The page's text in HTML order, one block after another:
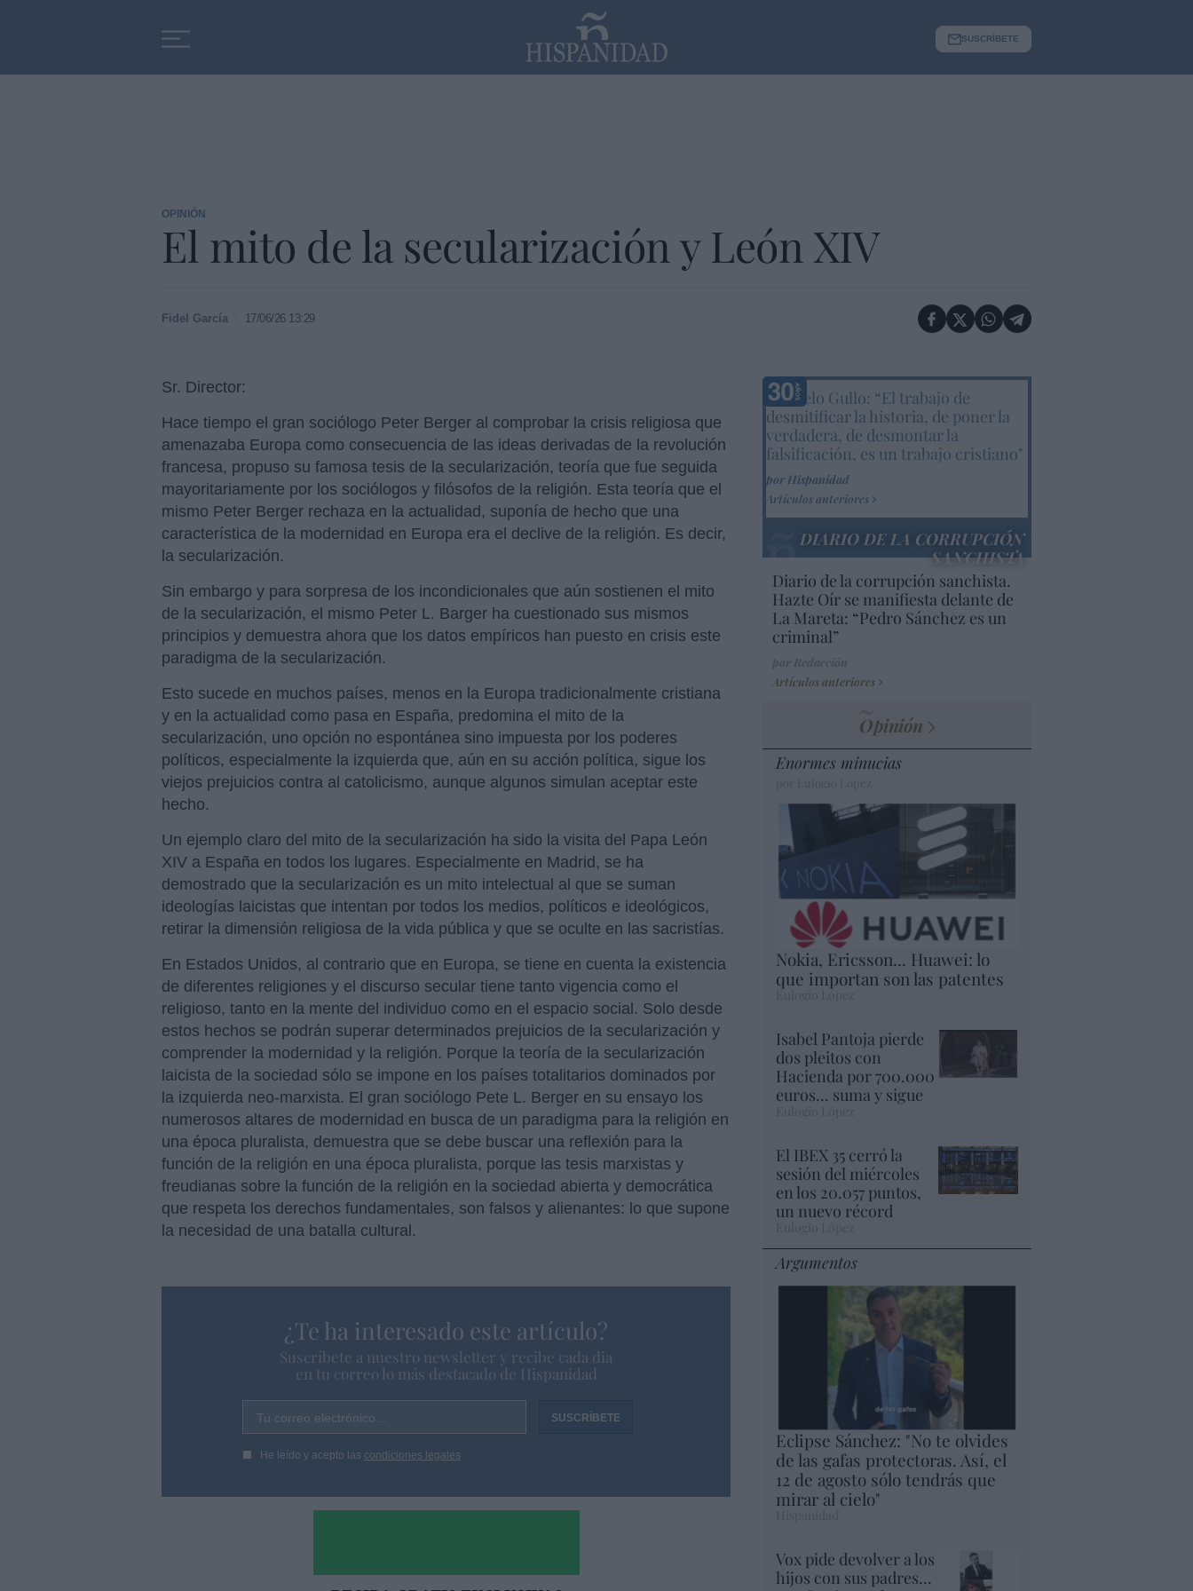
SUSCRÍBETE
OPINIÓN
El mito de la secularización y León XIV
Fidel García 17/06/26 13:29
Sr. Director:
Hace tiempo el gran sociólogo Peter Berger al comprobar la crisis religiosa que
amenazaba Europa como consecuencia de las ideas derivadas de la revolución
francesa, propuso su famosa tesis de la secularización, teoría que fue seguida
mayoritariamente por los sociólogos y filósofos de la religión. Esta teoría que el
mismo Peter Berger rechaza en la actualidad, suponía de hecho que una
característica de la modernidad en Europa era el declive de la religión. Es decir,
la secularización.
Sin embargo y para sorpresa de los incondicionales que aún sostienen el mito
de la secularización, el mismo Peter L. Barger ha cuestionado sus mismos
principios y demuestra ahora que los datos empíricos han puesto en crisis este
paradigma de la secularización.
Esto sucede en muchos países, menos en la Europa tradicionalmente cristiana
y en la actualidad como pasa en España, predomina el mito de la
secularización, uno opción no espontánea sino impuesta por los poderes
políticos, especialmente la izquierda que, aún en su acción política, sigue los
viejos prejuicios contra al catolicismo, aunque algunos simulan aceptar este
hecho.
Un ejemplo claro del mito de la secularización ha sido la visita del Papa León
XIV a España en todos los lugares. Especialmente en Madrid, se ha
demostrado que la secularización es un mito intelectual al que se suman
ideologías laicistas que intentan por todos los medios, políticos e ideológicos,
retirar la dimensión religiosa de la vida pública y que se oculte en las sacristías.
En Estados Unidos, al contrario que en Europa, se tiene en cuenta la existencia
de diferentes religiones y el discurso secular tiene tanto vigencia como el
religioso, tanto en la mente del individuo como en el espacio social. Solo desde
estos hechos se podrán superar determinados prejuicios de la secularización y
comprender la modernidad y la religión. Porque la teoría de la secularización
laicista de la sociedad sólo se impone en los países totalitarios dominados por
la izquierda neo-marxista. El gran sociólogo Pete L. Berger en su ensayo los
numerosos altares de modernidad en busca de un paradigma para la religión en
una época pluralista, demuestra que se debe buscar una reflexión para la
función de la religión en una época pluralista, porque las tesis marxistas y
freudianas sobre la función de la religión en la sociedad abierta y democrática
que respeta los derechos fundamentales, son falsos y alienantes: lo que supone
la necesidad de una batalla cultural.
¿Te ha interesado este artículo?
Suscríbete a nuestro newsletter y recibe cada dia
en tu correo lo más destacado de Hispanidad
Tu correo electrónico...
He leído y acepto las condiciones legales
Marcelo Gullo: “El trabajo de
desmitificar la historia, de poner la
verdadera, de desmontar la
falsificación, es un trabajo cristiano"
por Hispanidad
Artículos anteriores
DIARIO DE LA CORRUPCIÓN
SANCHISTA
Diario de la corrupción sanchista.
Hazte Oír se manifiesta delante de
La Mareta: “Pedro Sánchez es un
criminal”
Artículos anteriores
Opinión
Enormes minucias
Nokia, Ericsson... Huawei: lo
que importan son las patentes
Eulogio López
Isabel Pantoja pierde
dos pleitos con
Hacienda por 700.000
euros... suma y sigue
El IBEX 35 cerró la
sesión del miércoles
en los 20.057 puntos,
un nuevo récord
Argumentos
Eclipse Sánchez: "No te olvides
de las gafas protectoras. Así, el
12 de agosto sólo tendrás que
mirar al cielo"
Vox pide devolver a los
hijos con sus padres...